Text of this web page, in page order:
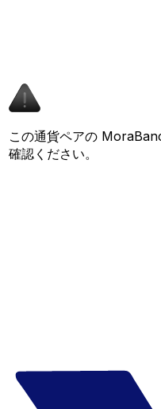
この通貨ペアの
確認ください。